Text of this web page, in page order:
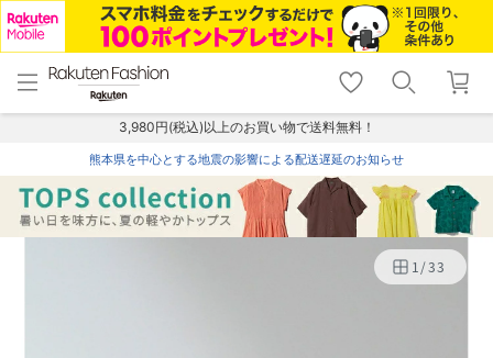
menu home
トップ
shopping_cart lock_outline
ログイン
3,980円(税込)以上のお買い物で送料無料！
熊本県を中心とする地震の影響による配送遅延のお知らせ
1/33